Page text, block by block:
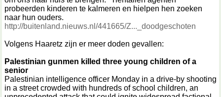
probeerden kinderen te kalmeren en hielpen hen zoeken
naar hun ouders.
http://buitenland.nieuws.nl/441665/Z..._doodgeschoten
Volgens Haaretz zijn er meer doden gevallen:
Palestinian gunmen killed three young children of a
senior
Palestinian intelligence officer Monday in a drive-by shooting
in a street crowded with hundreds of school children, an